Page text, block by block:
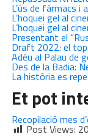
L’ús de fàrmacs i
L’hoquei gel al
L’hoquei gel al
Presentant el
Draft 2022: el
Adéu al Palau de
Des de la Badia:
La història es
Et pot
Recopilació mes
Post Views: